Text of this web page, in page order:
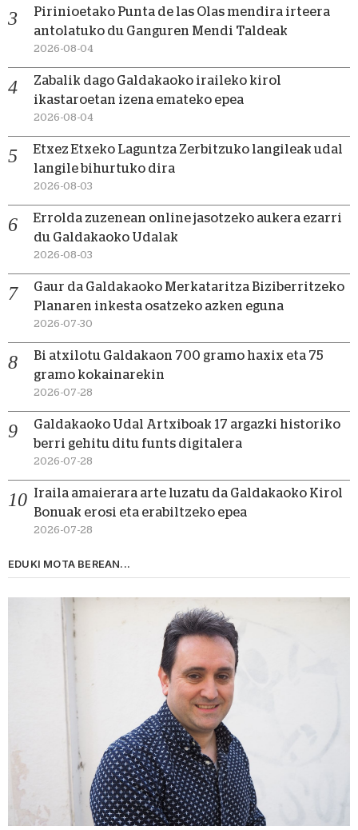
Pirinioetako Punta de las Olas mendira irteera
antolatuko du Ganguren Mendi Taldeak
2026-08-04
Zabalik dago Galdakaoko iraileko kirol
ikastaroetan izena emateko epea
2026-08-04
Etxez Etxeko Laguntza Zerbitzuko langileak udal
langile bihurtuko dira
2026-08-03
Errolda zuzenean online jasotzeko aukera ezarri
du Galdakaoko Udalak
2026-08-03
Gaur da Galdakaoko Merkataritza Biziberritzeko
Planaren inkesta osatzeko azken eguna
2026-07-30
Bi atxilotu Galdakaon 700 gramo haxix eta 75
gramo kokainarekin
2026-07-28
Galdakaoko Udal Artxiboak 17 argazki historiko
berri gehitu ditu funts digitalera
2026-07-28
Iraila amaierara arte luzatu da Galdakaoko Kirol
Bonuak erosi eta erabiltzeko epea
2026-07-28
EDUKI MOTA BEREAN...